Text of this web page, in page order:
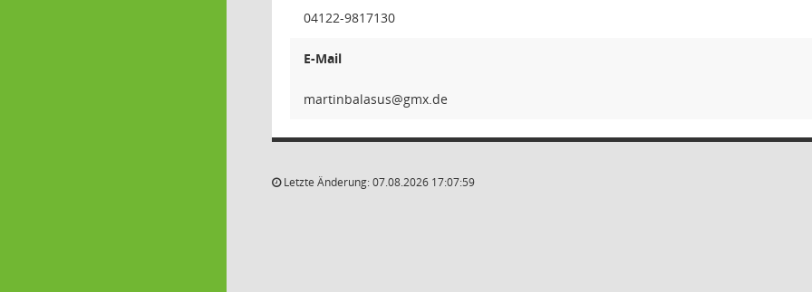
04122-9817130
E-Mail
susala
Letzte Änderung: 07.08.2026 17:07:59